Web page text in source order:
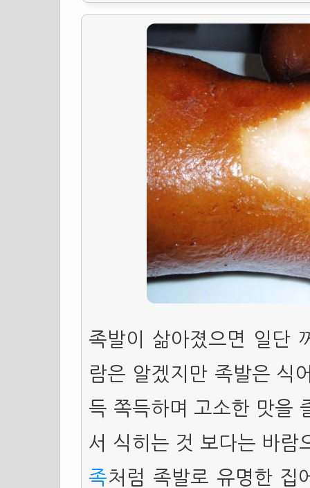
족발이 삶아졌으면 일단
람은 알겠지만 족발은 식
득 쪽득하며 고소한 맛을
서 식히는 것 보다는 바
족처럼 족발로 유명한 집